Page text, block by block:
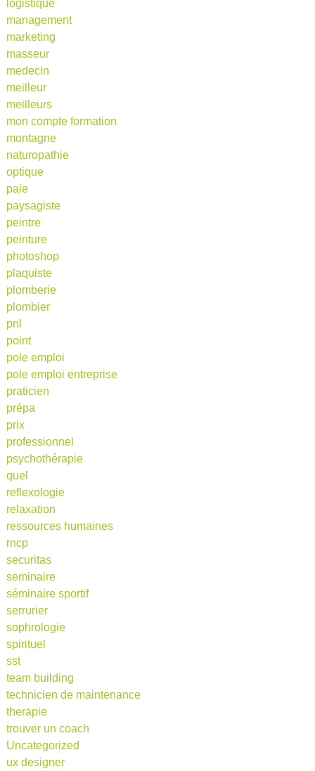
logistique
management
marketing
masseur
medecin
meilleur
meilleurs
mon compte formation
montagne
naturopathie
optique
paie
paysagiste
peintre
peinture
photoshop
plaquiste
plomberie
plombier
pnl
point
pole emploi
pole emploi entreprise
praticien
prépa
prix
professionnel
psychothérapie
quel
reflexologie
relaxation
ressources humaines
rncp
securitas
seminaire
séminaire sportif
serrurier
sophrologie
spirituel
sst
team building
technicien de maintenance
therapie
trouver un coach
Uncategorized
ux designer